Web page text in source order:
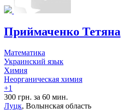
Приймаченко Тетяна
Математика
Украинский язык
Химия
Неорганическая химия
+1
300 грн. за 60 мин.
Луцк, Волынская область